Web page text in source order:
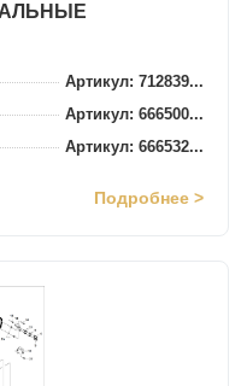
Артикул: 712839...
Артикул: 666500...
Артикул: 666532...
Подробнее >